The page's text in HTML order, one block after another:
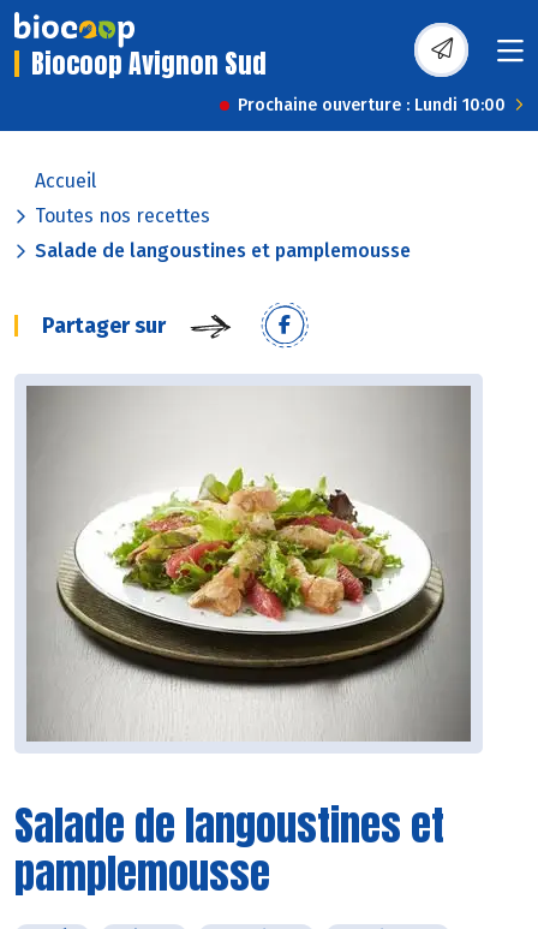
Biocoop Avignon Sud
Prochaine ouverture : Lundi 10:00
Accueil
Toutes nos recettes
Salade de langoustines et pamplemousse
Partager sur
Salade de langoustines et
pamplemousse